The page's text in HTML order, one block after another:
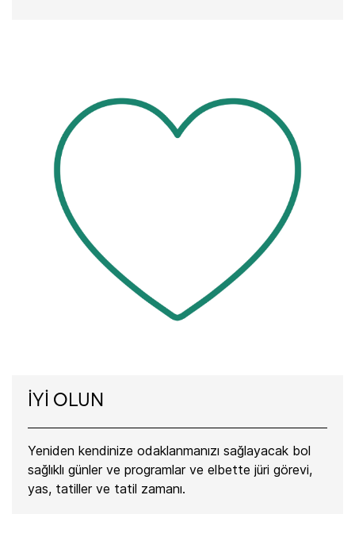
İYİ OLUN
Yeniden kendinize odaklanmanızı sağlayacak bol
sağlıklı günler ve programlar ve elbette jüri görevi,
yas, tatiller ve tatil zamanı.